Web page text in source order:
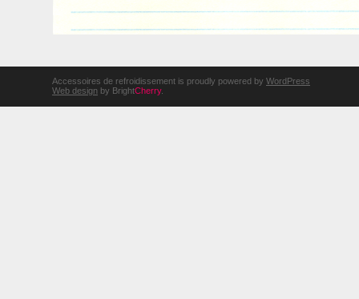
Accessoires de refroidissement is proudly powered by WordPress
Web design by BrightCherry.